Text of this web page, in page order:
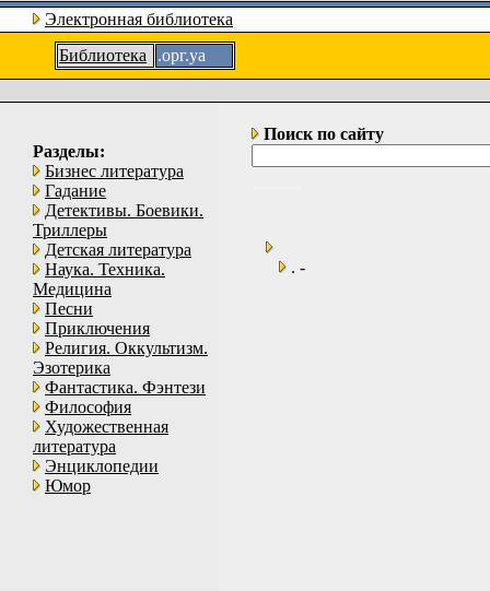
Электронная библиотека
Библиотека
.орг.уа
Разделы:
Бизнес литература
Гадание
Детективы. Боевики.
Триллеры
Детская литература
Наука. Техника.
Медицина
Песни
Приключения
Религия. Оккультизм.
Эзотерика
Фантастика. Фэнтези
Философия
Художественная
литература
Энциклопедии
Юмор
Поиск по сайту
. -